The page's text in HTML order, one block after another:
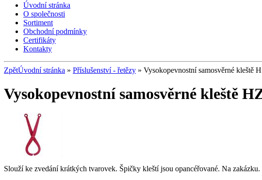
Úvodní stránka
O společnosti
Sortiment
Obchodní podmínky
Certifikáty
Kontakty
ZpětÚvodní stránka » Příslušenství - řetězy » Vysokopevnostní samosvěrné kleště
Vysokopevnostní samosvěrné kleště
Slouží ke zvedání krátkých tvarovek. Špičky kleští jsou opancéřované. Na zakázku.